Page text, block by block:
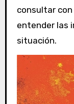
consultar
entender las
situación.